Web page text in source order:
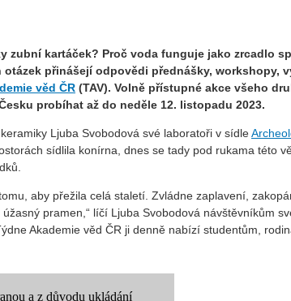
zubní kartáček? Proč voda funguje jako zrcadlo
přinášejí odpovědi přednášky, workshopy,
věd ČR (TAV). Volně přístupné akce všeho
probíhat až do neděle 12. listopadu 2023.
Ljuba Svobodová své laboratoři v sídle
sídlila konírna, dnes se tady pod rukama této
aby přežila celá staletí. Zvládne zaplavení,
pramen,“ líčí Ljuba Svobodová návštěvníkům
Akademie věd ČR ji denně nabízí studentům,